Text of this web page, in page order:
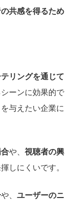
共感を得るため
リングを通じて
ーンに効果的で
与えたい企業に
や、 視聴者の興
しにくいです。
や、 ユーザーのニ